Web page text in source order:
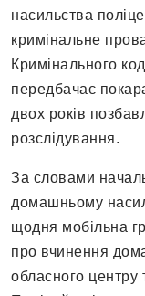
насильства
кримінальне
Кримінального
передбачає
двох років
розслідування.
За словами
домашньому
щодня мобільна
про вчинення
обласного центру